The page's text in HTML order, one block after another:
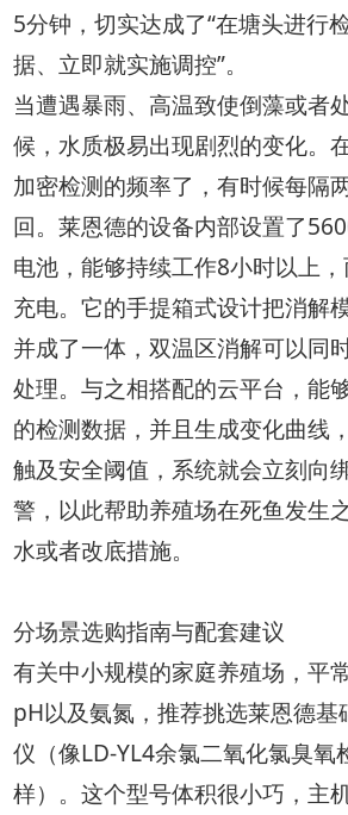
5分钟，切实达成了“在塘头进行
据、立即就实施调控”。
当遭遇暴雨、高温致使倒藻或者
候，水质极易出现剧烈的变化。
加密检测的频率了，有时候每隔
回。莱恩德的设备内部设置了
电池，能够持续工作8小时以上
充电。它的手提箱式设计把消解
并成了一体，双温区消解可以同
处理。与之相搭配的云平台，能
的检测数据，并且生成变化曲线
触及安全阈值，系统就会立刻向
警，以此帮助养殖场在死鱼发生
水或者改底措施。
分场景选购指南与配套建议
有关中小规模的家庭养殖场，平
pH以及氨氮，推荐挑选莱恩德基
仪（像LD-YL4余氯二氧化氯臭氧
样）。这个型号体积很小巧，主